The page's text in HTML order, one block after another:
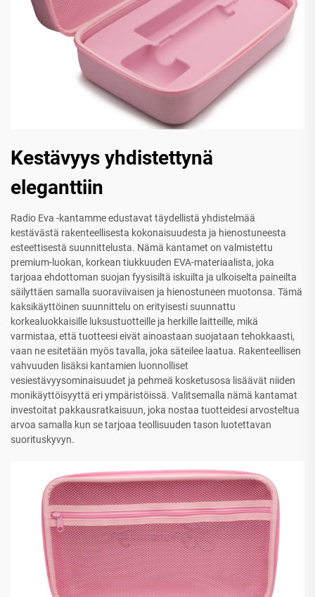
Kestävyys yhdistettynä
eleganttiin
Radio Eva -kantamme edustavat täydellistä yhdistelmää
kestävästä rakenteellisesta kokonaisuudesta ja hienostuneesta
esteettisestä suunnittelusta. Nämä kantamet on valmistettu
premium-luokan, korkean tiukkuuden EVA-materiaalista, joka
tarjoaa ehdottoman suojan fyysisiltä iskuilta ja ulkoiselta paineilta
säilyttäen samalla suoraviivaisen ja hienostuneen muotonsa. Tämä
kaksikäyttöinen suunnittelu on erityisesti suunnattu
korkealuokkaisille luksustuotteille ja herkille laitteille, mikä
varmistaa, että tuotteesi eivät ainoastaan suojataan tehokkaasti,
vaan ne esitetään myös tavalla, joka säteilee laatua. Rakenteellisen
vahvuuden lisäksi kantamien luonnolliset
vesiestävyysominaisuudet ja pehmeä kosketusosa lisäävät niiden
monikäyttöisyyttä eri ympäristöissä. Valitsemalla nämä kantamat
investoitat pakkausratkaisuun, joka nostaa tuotteidesi arvosteltua
arvoa samalla kun se tarjoaa teollisuuden tason luotettavan
suorituskyvyn.